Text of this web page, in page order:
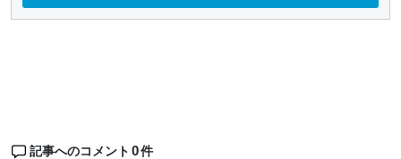
記事へのコメント 0件